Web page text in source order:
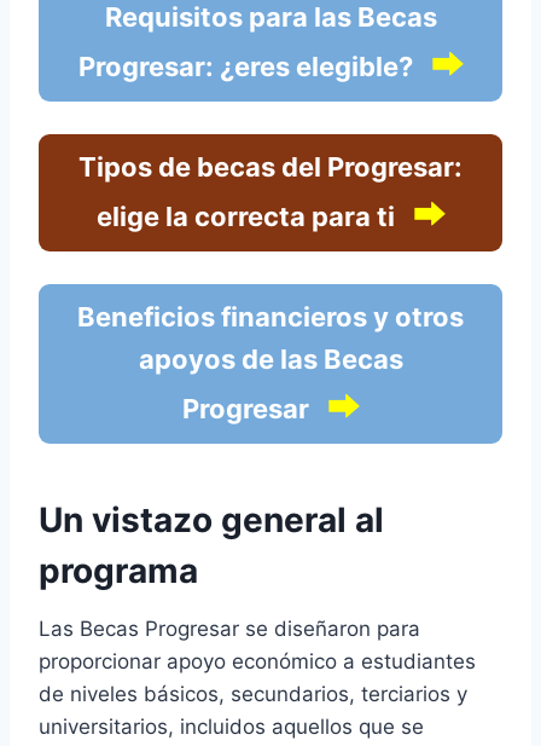
Requisitos para las Becas
Progresar: ¿eres elegible?
⮕
Tipos de becas del Progresar:
elige la correcta para ti
⮕
Beneficios financieros y otros
apoyos de las Becas
Progresar
⮕
Un vistazo general al
programa
Las Becas Progresar se diseñaron para
proporcionar apoyo económico a estudiantes
de niveles básicos, secundarios, terciarios y
universitarios, incluidos aquellos que se